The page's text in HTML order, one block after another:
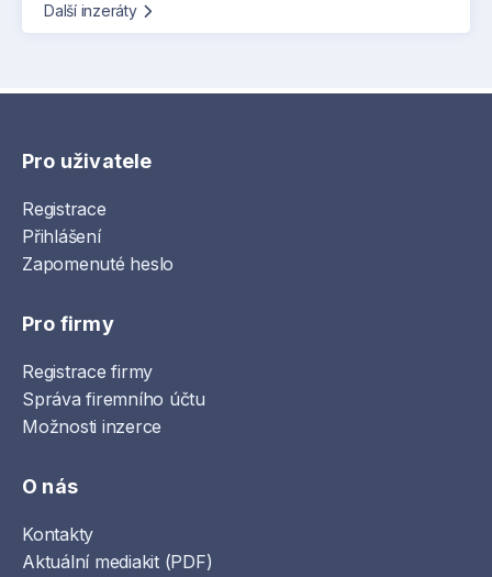
Další inzeráty
Pro uživatele
Registrace
Přihlášení
Zapomenuté heslo
Pro firmy
Registrace firmy
Správa firemního účtu
Možnosti inzerce
O nás
Kontakty
Aktuální mediakit (PDF)